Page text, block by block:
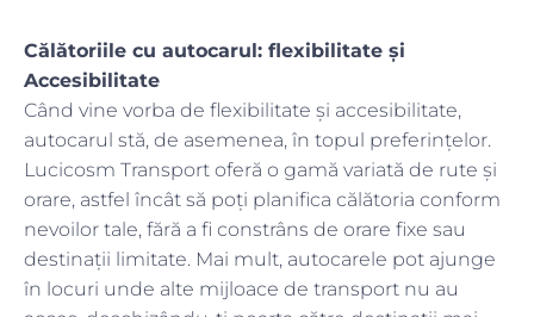
Călătoriile cu autocarul: flexibilitate și
Accesibilitate
Când vine vorba de flexibilitate și accesibilitate,
autocarul stă, de asemenea, în topul preferințelor.
Lucicosm Transport oferă o gamă variată de rute și
orare, astfel încât să poți planifica călătoria conform
nevoilor tale, fără a fi constrâns de orare fixe sau
destinații limitate. Mai mult, autocarele pot ajunge
în locuri unde alte mijloace de transport nu au